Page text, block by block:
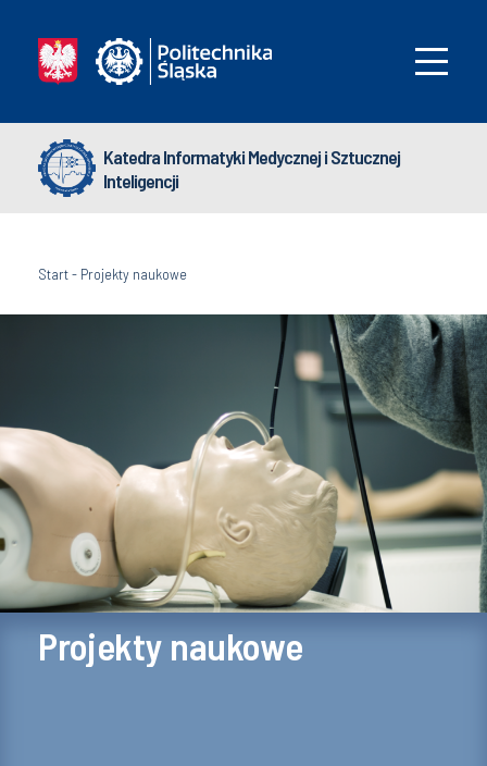
Katedra Informatyki Medycznej i Sztucznej
Inteligencji
Start- Projekty naukowe
Projekty naukowe